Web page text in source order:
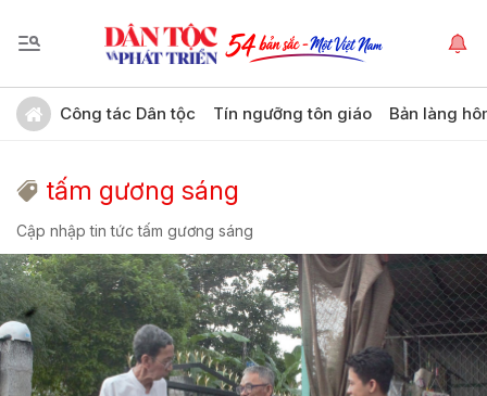
Công tác Dân tộc Tín ngưỡng tôn giáo Bản làng
tấm gương sáng
Cập nhập tin tức tấm gương sáng